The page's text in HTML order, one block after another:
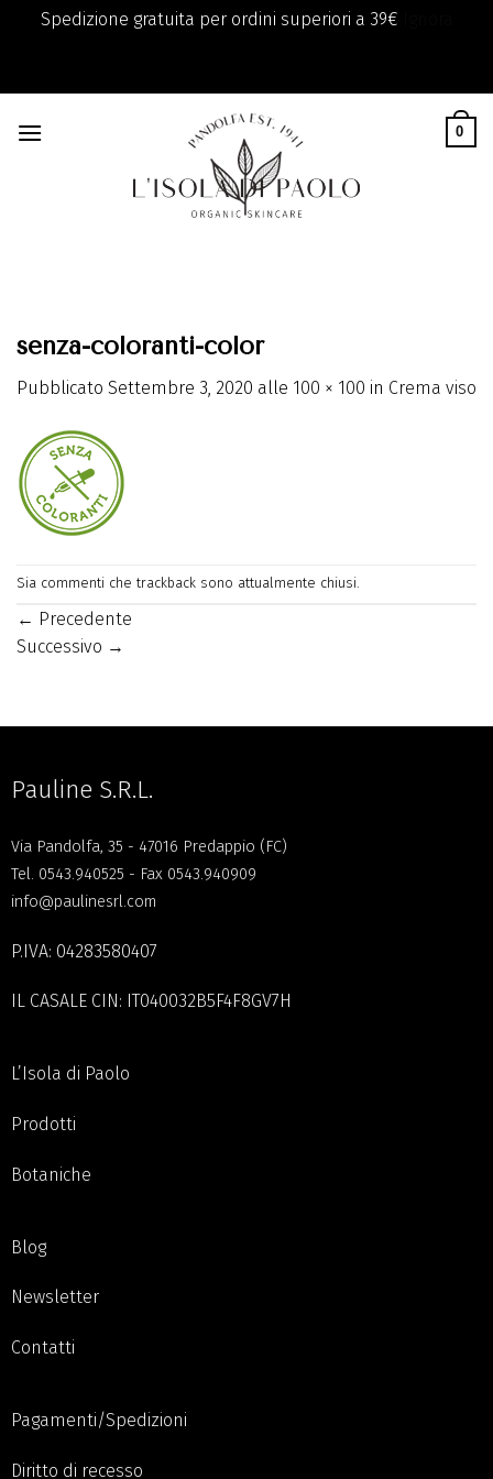
Spedizione gratuita per ordini superiori a 39€
content
0
senza-coloranti-color
Pubblicato Settembre 3, 2020 alle 100 × 100 in Crema viso
Sia commenti che trackback sono attualmente chiusi.
← Precedente
Successivo →
Pauline S.R.L.
Via Pandolfa, 35 - 47016 Predappio (FC)
Tel. 0543.940525 - Fax 0543.940909
info@paulinesrl.com
P.IVA: 04283580407
IL CASALE CIN: IT040032B5F4F8GV7H
L’Isola di Paolo
Prodotti
Botaniche
Blog
Newsletter
Contatti
Pagamenti/Spedizioni
Diritto di recesso